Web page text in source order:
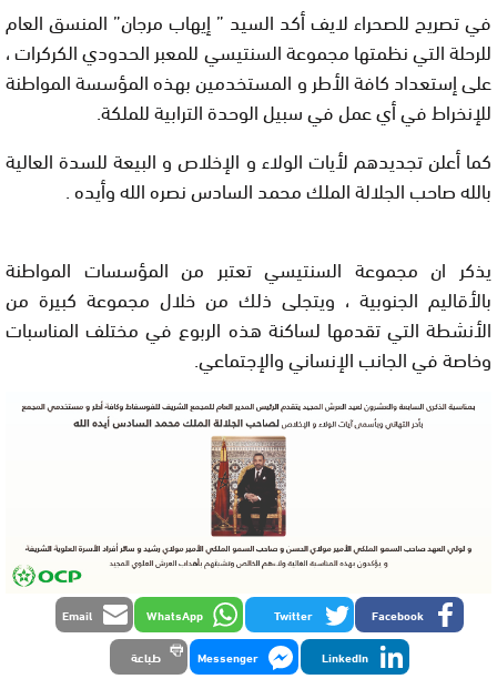
في تصريح للصحراء لايف أكد السيد ” إيهاب مرجان” المنسق العام
للرحلة التي نظمتها مجموعة السنتيسي للمعبر الحدودي الكركرات ،
على إستعداد كافة الأطر و المستخدمين بهذه المؤسسة المواطنة
للإنخراط في أي عمل في سبيل الوحدة الترابية للملكة.
كما أعلن تجديدهم لأيات الولاء و الإخلاص و البيعة للسدة العالية
بالله صاحب الجلالة الملك محمد السادس نصره الله وأيده .
يذكر ان مجموعة السنتيسي تعتبر من المؤسسات المواطنة
بالأقاليم الجنوبية ، ويتجلى ذلك من خلال مجموعة كبيرة من
الأنشطة التي تقدمها لساكنة هذه الربوع في مختلف المناسبات
وخاصة في الجانب الإنساني والإجتماعي.
Facebook
Twitter
WhatsApp
Email
LinkedIn
Messenger طباعة